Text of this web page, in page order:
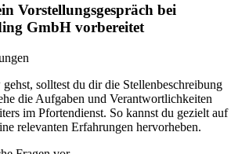
Vorstellungsgespräch bei
GmbH vorbereitet
solltest du dir die Stellenbeschreibung
die Aufgaben und Verantwortlichkeiten
im Pfortendienst. So kannst du gezielt auf
relevanten Erfahrungen hervorheben.